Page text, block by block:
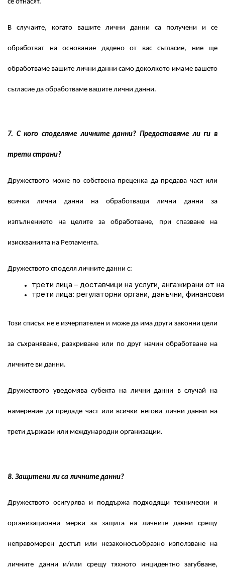
се отнасят.
В случаите, когато вашите лични данни са получени и се
обработват на основание дадено от вас съгласие, ние ще
обработваме вашите лични данни само доколкото имаме вашето
съгласие да обработваме вашите лични данни.
7. С кого споделяме личните данни? Предоставяме ли ги в
трети страни?
Дружеството може по собствена преценка да предава част или
всички лични данни на обработващи лични данни за
изпълнението на целите за обработване, при спазване на
изискванията на Регламента.
Дружеството споделя личните данни с:
трети лица – доставчици на услуги, ангажирани от
трети лица: регулаторни органи, данъчни,
Този списък не е изчерпателен и може да има други законни цели
за съхраняване, разкриване или по друг начин обработване на
личните ви данни.
Дружеството уведомява субекта на лични данни в случай на
намерение да предаде част или всички негови лични данни на
трети държави или международни организации.
8. Защитени ли са личните данни?
Дружеството осигурява и поддържа подходящи технически и
организационни мерки за защита на личните данни срещу
неправомерен достъп или незаконосъобразно използване на
личните данни и/или срещу тяхното инцидентно загубване,